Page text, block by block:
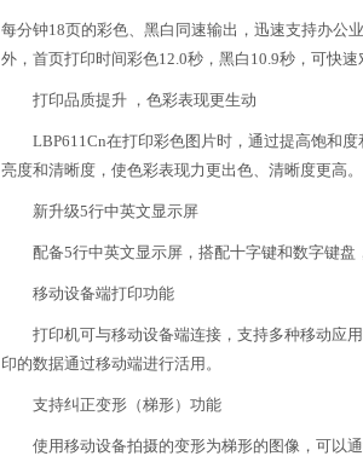
每分钟18页的彩色、黑白同速输出，迅速支持办公
外，首页打印时间彩色12.0秒，黑白10.9秒，可快速
打印品质提升 ，色彩表现更生动
LBP611Cn在打印彩色图片时，通过提高饱和度
亮度和清晰度，使色彩表现力更出色、清晰度更高。
新升级5行中英文显示屏
配备5行中英文显示屏，搭配十字键和数字键盘
移动设备端打印功能
打印机可与移动设备端连接，支持多种移动应用
印的数据通过移动端进行活用。
支持纠正变形（梯形）功能
使用移动设备拍摄的变形为梯形的图像，可以通